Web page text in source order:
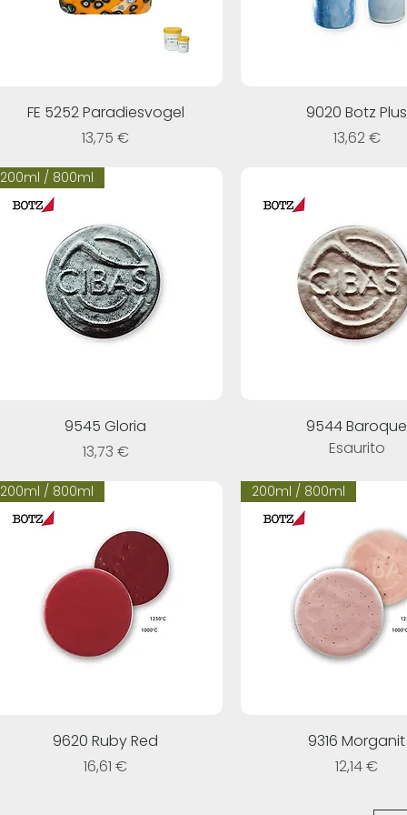
FE 5252 Paradiesvogel
Prezzo
13,75 €
9020 Botz Plus
Prezzo
13,62 €
200ml / 800ml
9545 Gloria
Prezzo
13,73 €
9544 Baroque
Esaurito
200ml / 800ml
9620 Ruby Red
Prezzo
16,61 €
200ml / 800ml
9316 Morganit
Prezzo
12,14 €